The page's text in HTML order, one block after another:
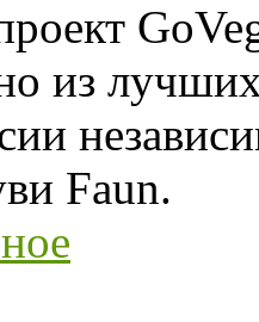
из
Faun.